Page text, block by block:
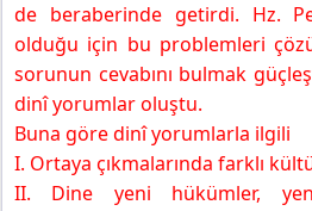
de beraberinde getirdi. Hz.
olduğu için bu problemleri
sorunun cevabını bulmak
dinî yorumlar oluştu.
Buna göre dinî yorumlarla ilgili
I. Ortaya çıkmalarında farklı
II. Dine yeni hükümler,